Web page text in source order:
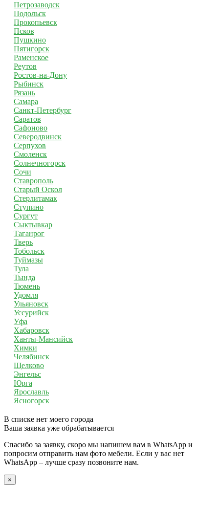
Петрозаводск
Подольск
Прокопьевск
Псков
Пушкино
Пятигорск
Раменское
Реутов
Ростов-на-Дону
Рыбинск
Рязань
Самара
Санкт-Петербург
Саратов
Сафоново
Северодвинск
Серпухов
Смоленск
Солнечногорск
Сочи
Ставрополь
Старый Оскол
Стерлитамак
Ступино
Сургут
Сыктывкар
Таганрог
Тверь
Тобольск
Туймазы
Тула
Тында
Тюмень
Удомля
Ульяновск
Уссурийск
Уфа
Хабаровск
Ханты-Мансийск
Химки
Челябинск
Щелково
Энгельс
Юрга
Ярославль
Ясногорск
В списке нет моего города
Ваша заявка уже обрабатывается
Спасибо за заявку, скоро мы напишем вам в WhatsApp и
попросим отправить нам фото мебели. Если у вас нет
WhatsApp – лучше сразу позвоните нам.
×